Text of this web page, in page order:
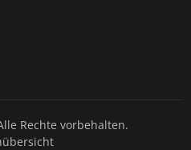
Rechte vorbehalten.